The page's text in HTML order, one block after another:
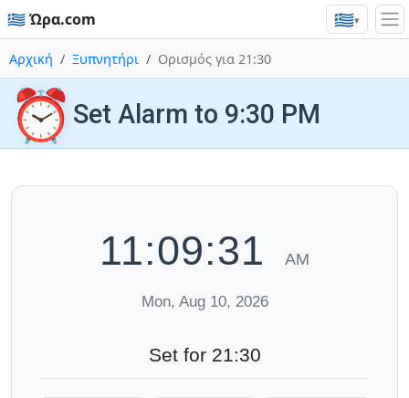
🇬🇷 Ώρα.com 🇬🇷▾
Αρχική Ξυπνητήρι Ορισμός για 21:30
⏰ Set Alarm to 9:30 PM
11:09:31 AM
Mon, Aug 10, 2026
Set for 21:30